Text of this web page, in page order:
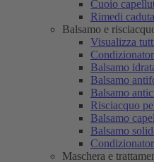
Cuoio
Rimedi
Balsamo e
Visualizza
Balsamo
Balsamo
Balsamo
Risciacquo
Balsamo
Balsamo
Maschera e